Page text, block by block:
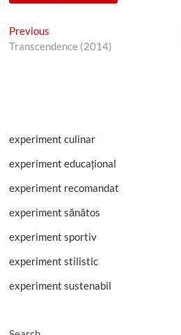
Post
navigation
Previous
post:
Transcendence (2014)
experiment culinar
experiment educațional
experiment recomandat
experiment sănătos
experiment sportiv
experiment stilistic
experiment sustenabil